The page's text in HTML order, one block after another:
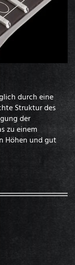
durch eine
Struktur des
der
zu einem
Höhen und gut